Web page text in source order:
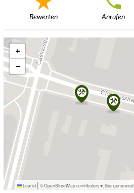
Bewerten Anrufen
+
−
Leaflet | © OpenStreetMap contributors ♥, tiles